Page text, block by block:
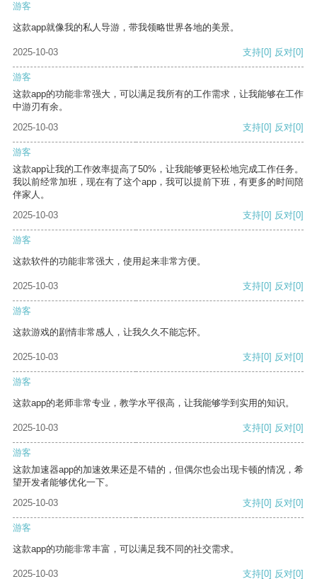
游客
这款app就像我的私人导游，带我领略世界各地的美景。
2025-10-03 支持[0] 反对[0]
游客
这款app的功能非常强大，可以满足我所有的工作需求，让我能够在工作
中游刃有余。
2025-10-03
支持[0] 反对[0]
游客
这款app让我的工作效率提高了50%，让我能够更轻松地完成工作任务。
我以前经常加班，现在有了这个app，我可以提前下班，有更多的时间陪
伴家人。
2025-10-03
支持[0] 反对[0]
游客
这款软件的功能非常强大，使用起来非常方便。
2025-10-03 支持[0] 反对[0]
游客
这款游戏的剧情非常感人，让我久久不能忘怀。
2025-10-03 支持[0] 反对[0]
游客
这款app的老师非常专业，教学水平很高，让我能够学到实用的知识。
2025-10-03 支持[0] 反对[0]
游客
这款加速器app的加速效果还是不错的，但偶尔也会出现卡顿的情况，希
望开发者能够优化一下。
2025-10-03
支持[0] 反对[0]
游客
这款app的功能非常丰富，可以满足我不同的社交需求。
2025-10-03 支持[0] 反对[0]